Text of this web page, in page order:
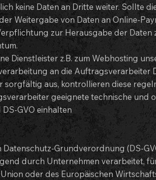
keine Daten an Dritte weiter. Sollte
Weitergabe von Daten an Online-
zur Herausgabe der
Dienstleister z.B. zum Webhosting
an die Auftragsverarbeiter
aus, kontrollieren diese
geeignete technische
GVO einhalten
Grundverordnung (DS-
durch Unternehmen verarbeitet,
oder des Europäischen